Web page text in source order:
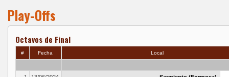
Play-Offs
Octavos de Final
# Fecha Local